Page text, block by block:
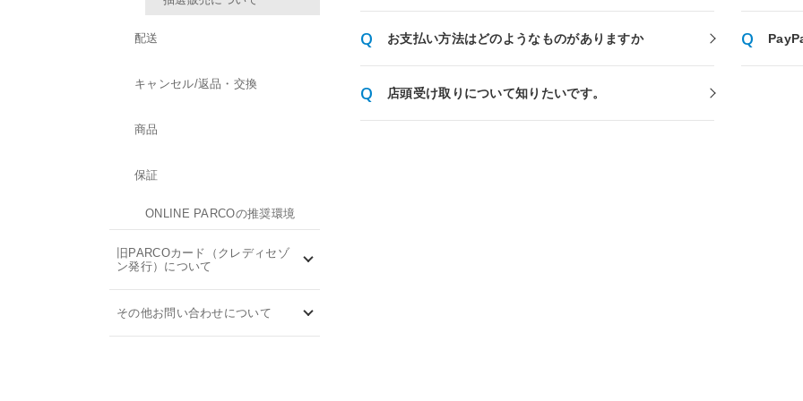
配送
キャンセル/返品・交換
商品
保証
ONLINE PARCOの推奨環境
旧PARCOカード（クレディセゾ
ン発行）について
その他お問い合わせについて
お支払い方法はどのようなものがありますか
店頭受け取りについて知りたいです。